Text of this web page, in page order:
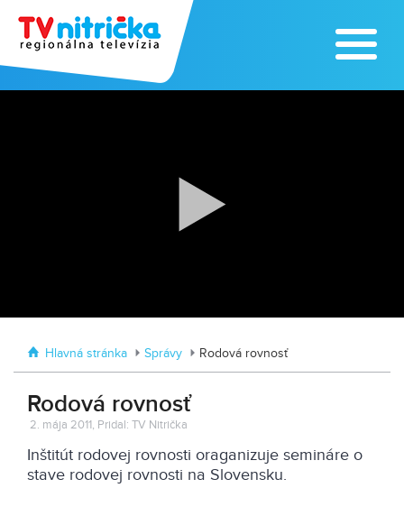
Zoo v Lužiankach
Hlavná stránka Správy Rodová rovnosť
Rodová rovnosť
2. mája 2011, Pridal: TV Nitrička
Inštitút rodovej rovnosti oraganizuje semináre o
stave rodovej rovnosti na Slovensku.